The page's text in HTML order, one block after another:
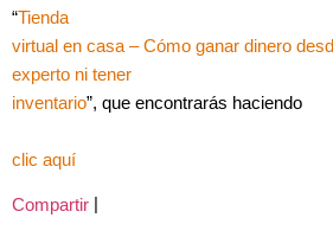
“Tienda
virtual en casa – Cómo ganar dinero
experto ni tener
inventario”, que encontrarás haciendo
clic aquí
Compartir |